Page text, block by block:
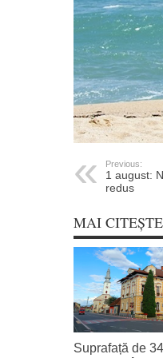
Previous:
1 august:
redus
MAI
Suprafață de